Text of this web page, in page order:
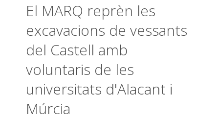
El MARQ reprèn les
excavacions de vessants
del Castell amb
voluntaris de les
universitats d'Alacant i
Múrcia